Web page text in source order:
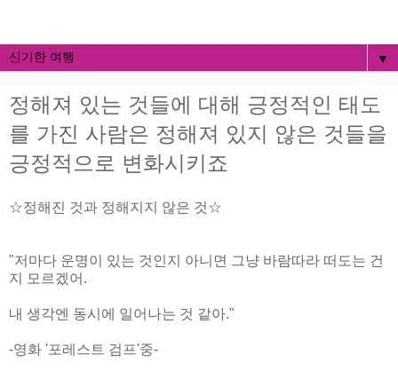
▼
정해져 있는 것들에 대해 긍정적인 태도
를 가진 사람은 정해져 있지 않은 것들을
긍정적으로 변화시키죠
☆정해진 것과 정해지지 않은 것☆
"저마다 운명이 있는 것인지 아니면 그냥 바람따라 떠도는 건
지 모르겠어.
내 생각엔 동시에 일어나는 것 같아."
-영화 '포레스트 검프'중-